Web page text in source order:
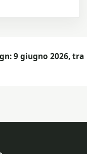
9 giugno 2026, tra